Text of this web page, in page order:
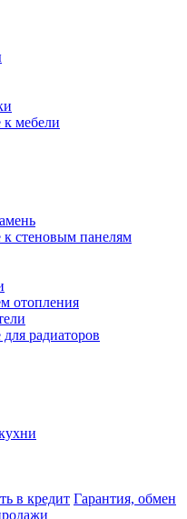
мебели
стеновым панелям
отопления
радиаторов
в кредит Гарантия, обмен